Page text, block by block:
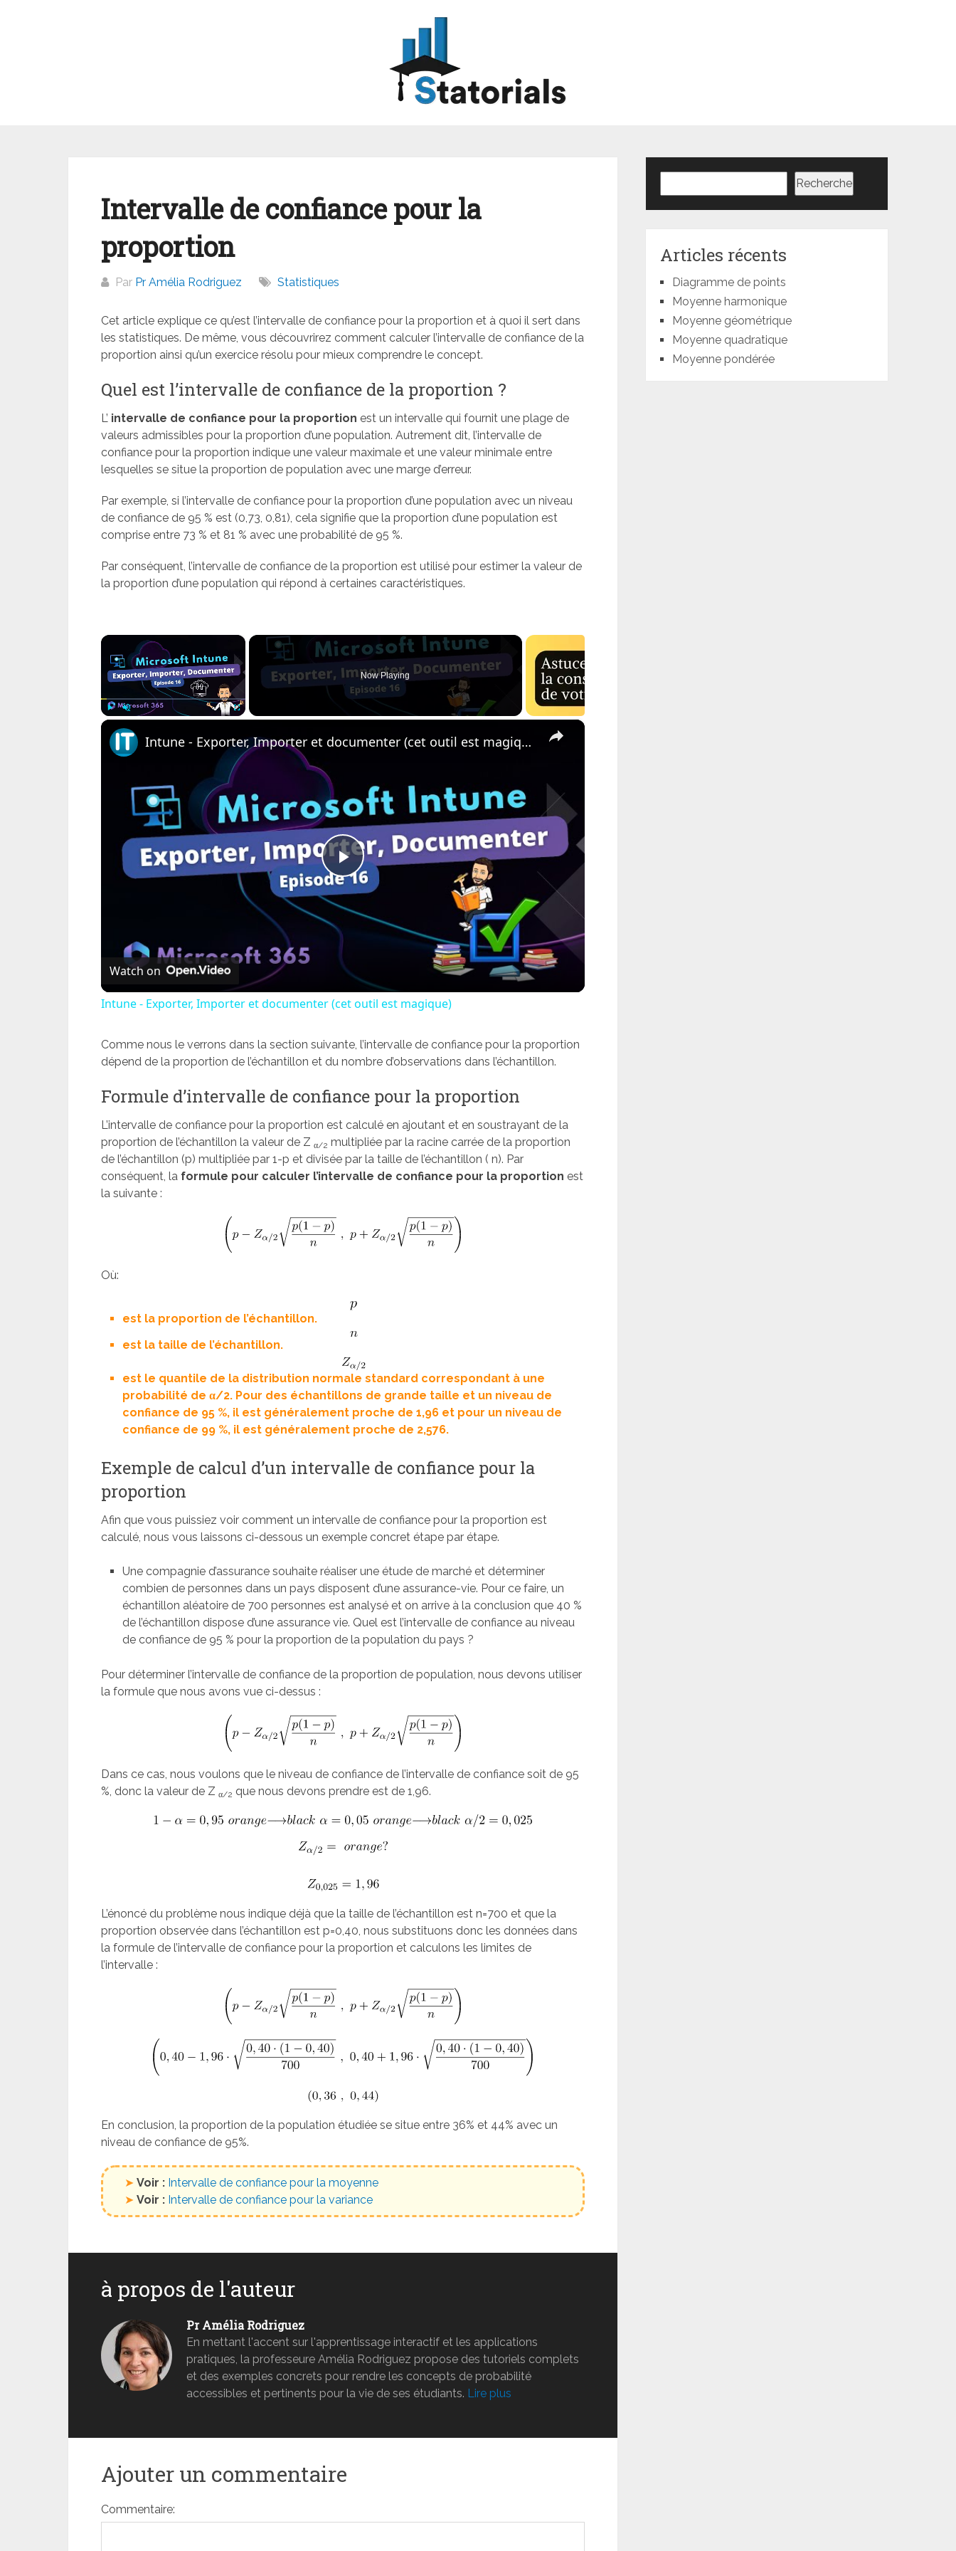
Intervalle de confiance pour la
proportion
Par Pr Amélia Rodriguez Statistiques
Cet article explique ce qu’est l’intervalle de confiance pour la proportion et à quoi il sert dans
les statistiques. De même, vous découvrirez comment calculer l’intervalle de confiance de la
proportion ainsi qu’un exercice résolu pour mieux comprendre le concept.
Quel est l’intervalle de confiance de la proportion ?
L’ intervalle de confiance pour la proportion est un intervalle qui fournit une plage de
valeurs admissibles pour la proportion d’une population. Autrement dit, l’intervalle de
confiance pour la proportion indique une valeur maximale et une valeur minimale entre
lesquelles se situe la proportion de population avec une marge d’erreur.
Par exemple, si l’intervalle de confiance pour la proportion d’une population avec un niveau
de confiance de 95 % est (0,73, 0,81), cela signifie que la proportion d’une population est
comprise entre 73 % et 81 % avec une probabilité de 95 %.
Par conséquent, l’intervalle de confiance de la proportion est utilisé pour estimer la valeur de
la proportion d’une population qui répond à certaines caractéristiques.
×
Now Playing
×
Play
Video
Intune - Exporter, Importer et documenter (cet outil est magique)
Watch on
Intune - Exporter, Importer et documenter (cet outil est magique)
Comme nous le verrons dans la section suivante, l’intervalle de confiance pour la proportion
dépend de la proportion de l’échantillon et du nombre d’observations dans l’échantillon.
Formule d’intervalle de confiance pour la proportion
L’intervalle de confiance pour la proportion est calculé en ajoutant et en soustrayant de la
proportion de l’échantillon la valeur de Z α/2 multipliée par la racine carrée de la proportion
de l’échantillon (p) multipliée par 1-p et divisée par la taille de l’échantillon ( n). Par
conséquent, la formule pour calculer l’intervalle de confiance pour la proportion est
la suivante :
Où:
est la proportion de l’échantillon.
est la taille de l’échantillon.
est le quantile de la distribution normale standard correspondant à une
probabilité de α/2. Pour des échantillons de grande taille et un niveau de
confiance de 95 %, il est généralement proche de 1,96 et pour un niveau de
confiance de 99 %, il est généralement proche de 2,576.
Exemple de calcul d’un intervalle de confiance pour la
proportion
Afin que vous puissiez voir comment un intervalle de confiance pour la proportion est
calculé, nous vous laissons ci-dessous un exemple concret étape par étape.
Une compagnie d’assurance souhaite réaliser une étude de marché et déterminer
combien de personnes dans un pays disposent d’une assurance-vie. Pour ce faire, un
échantillon aléatoire de 700 personnes est analysé et on arrive à la conclusion que 40 %
de l’échantillon dispose d’une assurance vie. Quel est l’intervalle de confiance au niveau
de confiance de 95 % pour la proportion de la population du pays ?
Pour déterminer l’intervalle de confiance de la proportion de population, nous devons utiliser
la formule que nous avons vue ci-dessus :
Dans ce cas, nous voulons que le niveau de confiance de l’intervalle de confiance soit de 95
%, donc la valeur de Z α/2 que nous devons prendre est de 1,96.
L’énoncé du problème nous indique déjà que la taille de l’échantillon est n=700 et que la
proportion observée dans l’échantillon est p=0,40, nous substituons donc les données dans
la formule de l’intervalle de confiance pour la proportion et calculons les limites de
l’intervalle :
En conclusion, la proportion de la population étudiée se situe entre 36% et 44% avec un
niveau de confiance de 95%.
➤ Voir : Intervalle de confiance pour la moyenne
➤ Voir : Intervalle de confiance pour la variance
à propos de l'auteur
Pr Amélia Rodriguez
En mettant l'accent sur l'apprentissage interactif et les applications
pratiques, la professeure Amélia Rodriguez propose des tutoriels complets
et des exemples concrets pour rendre les concepts de probabilité
accessibles et pertinents pour la vie de ses étudiants. Lire plus
Ajouter un commentaire
Commentaire:
Recherche
Articles récents
Diagramme de points
Moyenne harmonique
Moyenne géométrique
Moyenne quadratique
Moyenne pondérée